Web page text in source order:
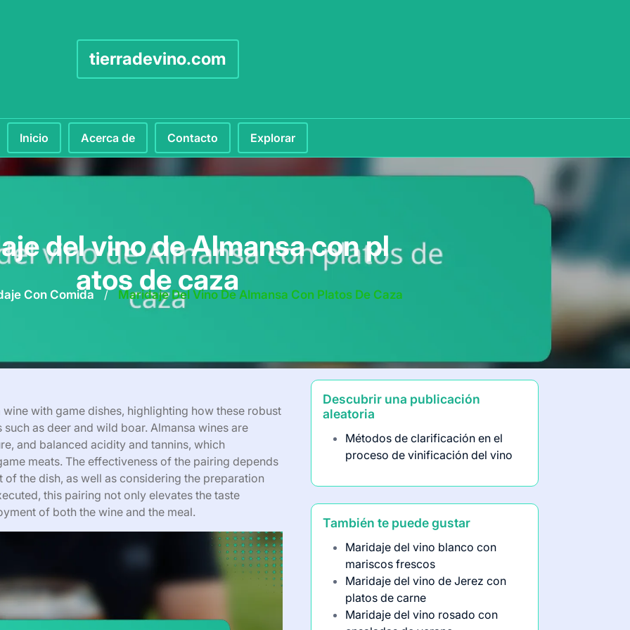
tierradevino.com
Inicio Acerca de Contacto
Explorar
del vino de Almansa con pl
atos de caza
Con Comida / Maridaje Del Vino De Almansa Con Platos De Caza
with game dishes, highlighting how these robust
as deer and wild boar. Almansa wines are
and balanced acidity and tannins, which
meats. The effectiveness of the pairing depends
the dish, as well as considering the preparation
this pairing not only elevates the taste
of both the wine and the meal.
Descubrir una publicación
aleatoria
Métodos de clarificación en el
proceso de vinificación del vino
También te puede gustar
Maridaje del vino blanco con
mariscos frescos
Maridaje del vino de Jerez con
platos de carne
Maridaje del vino rosado con